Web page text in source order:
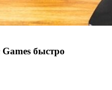
быстро